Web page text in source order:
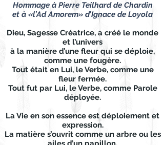
Hommage à Pierre Teilhard de Chardin
et à «l’Ad Amorem» d’Ignace de Loyola
Dieu, Sagesse Créatrice, a créé le monde
et l’univers
à la manière d’une fleur qui se déploie,
comme une fougère.
Tout était en Lui, le Verbe, comme une
fleur fermée.
Tout fut par Lui, le Verbe, comme Parole
déployée.
La Vie en son essence est déploiement et
expression.
La matière s’ouvrit comme un arbre ou les